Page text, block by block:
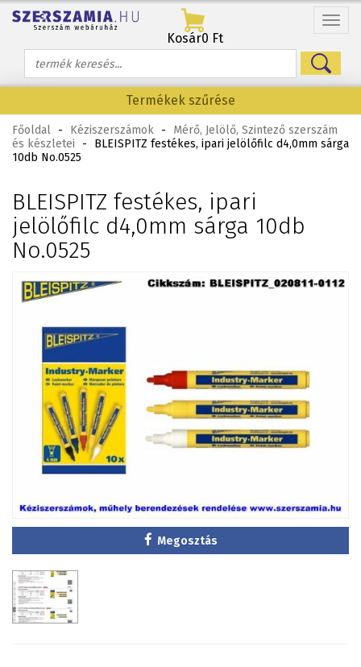
Menü
Kosár0 Ft
Termékek szűrése
Főoldal - Kéziszerszámok -
Mérő, Jelölő, Szintező szerszám
és készletei
-
BLEISPITZ festékes, ipari jelölőfilc d4,0mm sárga
10db No.0525
BLEISPITZ festékes, ipari
jelölőfilc d4,0mm sárga 10db
No.0525
Megosztás